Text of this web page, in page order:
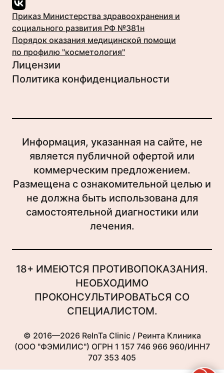
Приказ Министерства здравоохранения и
социального развития РФ №381н
Порядок оказания медицинской помощи
по профилю "косметология"
Лицензии
Политика конфиденциальности
Информация, указанная на сайте, не
является публичной офертой или
коммерческим предложением.
Размещена с ознакомительной целью и
не должна быть использована для
самостоятельной диагностики или
лечения.
18+ ИМЕЮТСЯ ПРОТИВОПОКАЗАНИЯ.
НЕОБХОДИМО
ПРОКОНСУЛЬТИРОВАТЬСЯ СО
СПЕЦИАЛИСТОМ.
© 2016—2026 ReInTa Clinic / Реинта Клиника
(ООО "ФЭМИЛИС") ОГРН 1 157 746 966 960/ИНН7
707 353 405